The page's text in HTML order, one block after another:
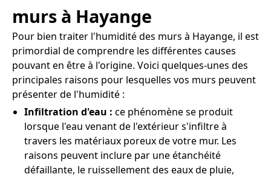
murs à Hayange
Pour bien traiter l'humidité des murs à Hayange, il est
primordial de comprendre les différentes causes
pouvant en être à l'origine. Voici quelques-unes des
principales raisons pour lesquelles vos murs peuvent
présenter de l'humidité :
Infiltration d'eau : ce phénomène se produit
lorsque l'eau venant de l'extérieur s'infiltre à
travers les matériaux poreux de votre mur. Les
raisons peuvent inclure par une étanchéité
défaillante, le ruissellement des eaux de pluie,